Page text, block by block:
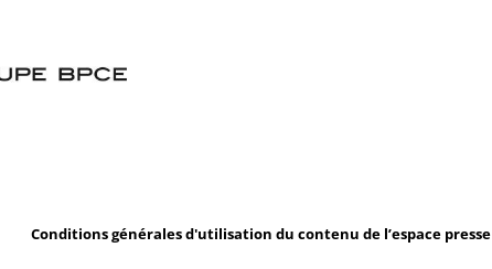
Conditions générales d'utilisation du contenu de l’espace presse